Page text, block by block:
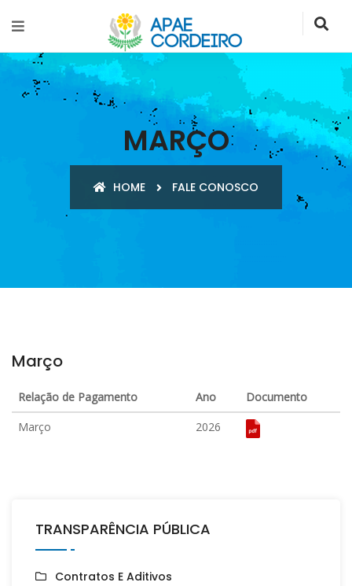
MARÇO
HOME FALE CONOSCO
Março
Relação de Pagamento Ano
Documento
Março
2026
TRANSPARÊNCIA PÚBLICA
Contratos E Aditivos